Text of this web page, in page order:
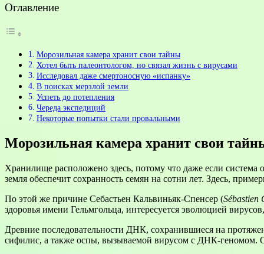
Оглавление
Морозильная камера хранит свои тайны
Хотел быть палеонтологом, но связал жизнь с вирусами
Исследовал даже смертоносную «испанку»
В поисках мерзлой земли
Успеть до потепления
Череда экспедиций
Некоторые попытки стали провальными
Морозильная камера хранит свои
Хранилище расположено здесь, потому что даже если
земля обеспечит сохранность семян на сотни лет. Здесь,
По этой же причине Себастьен Кальвиньяк-Спенсер (Sébastien
здоровья имени Гельмгольца, интересуется эволюцией
Древние последовательности ДНК, сохранившиеся на
сифилис, а также оспы, вызываемой вирусом с ДНК-геномом.